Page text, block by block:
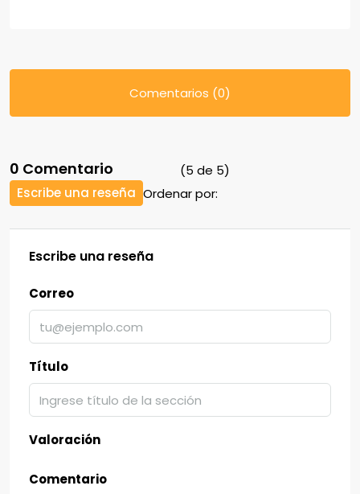
Comentarios (0)
0 Comentario (5 de 5)
Ordenar por:
Escribe una reseña
Escribe una reseña
Correo
Título
Valoración
Comentario